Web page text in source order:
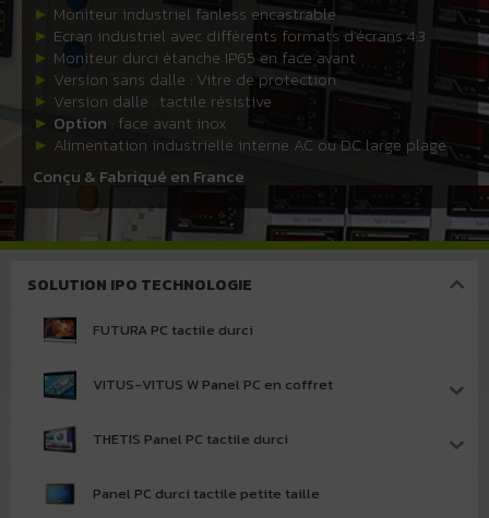
► Moniteur industriel fanless encastrable
► Ecran industriel avec différents formats d’écrans 4:3
► Moniteur durci étanche IP65 en face avant
► Version sans dalle : Vitre de protection
► Version dalle : tactile résistive
► Option : face avant inox
► Alimentation industrielle interne AC ou DC large plage
Conçu & Fabriqué en France
SOLUTION IPO TECHNOLOGIE
FUTURA PC tactile durci
VITUS-VITUS W Panel PC en coffret
THETIS Panel PC tactile durci
Panel PC durci tactile petite taille